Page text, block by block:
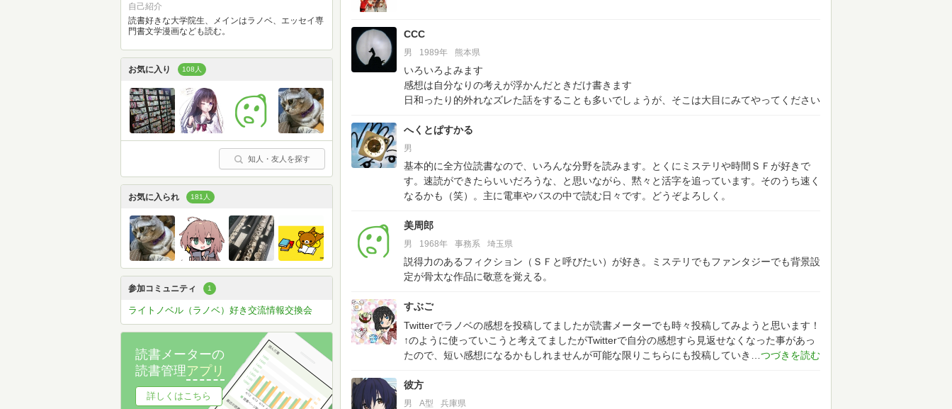
CCC
男 1989年 熊本県
いろいろよみます
感想は自分なりの考えが浮かんだときだけ書きます
日和ったり的外れなズレた話をすることも多いでしょうが、そこは大目にみてやってください
へくとぱすかる
男
基本的に全方位読書なので、いろんな分野を読みます。とくにミステリや時間ＳＦが好きで
す。速読ができたらいいだろうな、と思いながら、黙々と活字を追っています。そのうち速く
なるかも（笑）。主に電車やバスの中で読む日々です。どうぞよろしく。
美周郎
男 1968年 事務系 埼玉県
説得力のあるフィクション（ＳＦと呼びたい）が好き。ミステリでもファンタジーでも背景設
定が骨太な作品に敬意を覚える。
すぶご
Twitterでラノベの感想を投稿してましたが読書メーターでも時々投稿してみようと思います！
↑のように使っていこうと考えてましたがTwitterで自分の感想すら見返せなくなった事があっ
たので、短い感想になるかもしれませんが可能な限りこちらにも投稿していき
彼方
男 A型 兵庫県
自己紹介
読書好きな大学院生、メインはラノベ、エッセイ専
門書文学漫画なども読む。
お気に入り 108人
知人・友人を探す
お気に入られ 181人
参加コミュニティ 1
ライトノベル（ラノベ）好き交流情報交換会
読書メーターの
読書管理アプリ
詳しくはこちら